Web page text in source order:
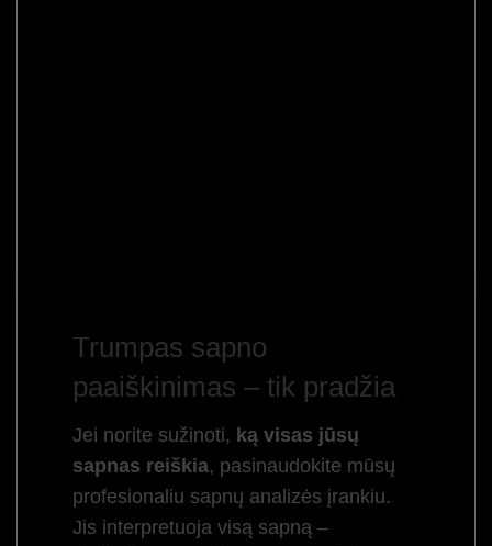
Trumpas sapno
paaiškinimas – tik pradžia
Jei norite sužinoti, ką visas jūsų
sapnas reiškia, pasinaudokite mūsų
profesionaliu sapnų analizės įrankiu.
Jis interpretuoja visą sapną –